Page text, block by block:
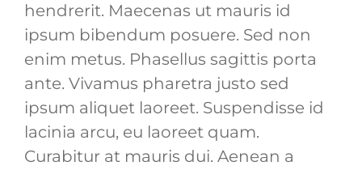
hendrerit. Maecenas ut mauris id
ipsum bibendum posuere. Sed non
enim metus. Phasellus sagittis porta
ante. Vivamus pharetra justo sed
ipsum aliquet laoreet. Suspendisse id
lacinia arcu, eu laoreet quam.
Curabitur at mauris dui. Aenean a